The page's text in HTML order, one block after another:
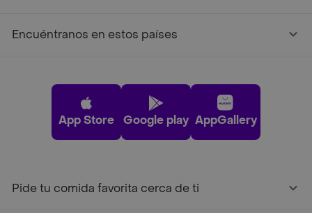
Encuéntranos en estos países
App Store Google play AppGallery
Pide tu comida favorita cerca de ti